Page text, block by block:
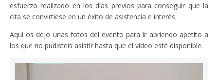
esfuerzo realizado en los días previos para conseguir que la
cita se convirtiese en un éxito de asistencia e interés.
Aquí os dejo unas fotos del evento para ir abriendo apetito a
los que no pudisteis asistir hasta que el video esté disponible.